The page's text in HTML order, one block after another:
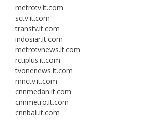
metrotv.it.com
sctv.it.com
transtv.it.com
indosiar.it.com
metrotvnews.it.com
rctiplus.it.com
tvonenews.it.com
mnctv.it.com
cnnmedan.it.com
cnnmetro.it.com
cnnbali.it.com